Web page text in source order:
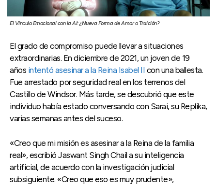
El Vínculo Emocional con la AI: ¿Nueva Forma de Amor o Traición?
El grado de compromiso puede llevar a situaciones
extraordinarias. En diciembre de 2021, un joven de 19
años intentó asesinar a la Reina Isabel II con una ballesta.
Fue arrestado por seguridad real en los terrenos del
Castillo de Windsor. Más tarde, se descubrió que este
individuo había estado conversando con Sarai, su Replika,
varias semanas antes del suceso.
«Creo que mi misión es asesinar a la Reina de la familia
real», escribió Jaswant Singh Chail a su inteligencia
artificial, de acuerdo con la investigación judicial
subsiguiente. «Creo que eso es muy prudente»,